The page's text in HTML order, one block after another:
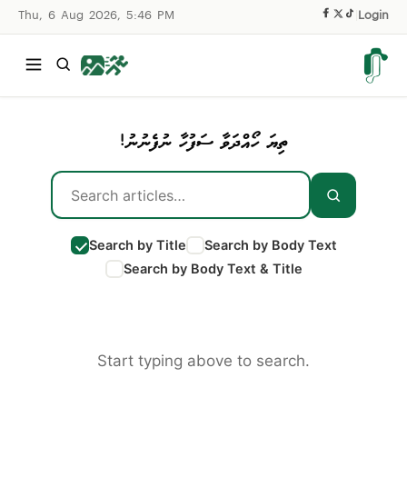
Thu, 6 Aug 2026, 5:46 PM Login
ތިޔަ ހޯއްދަވާ ސަފުހާ ނުފެނުނު!
Search by Title
Search by Body Text
Search by Body Text & Title
Start typing above to search.